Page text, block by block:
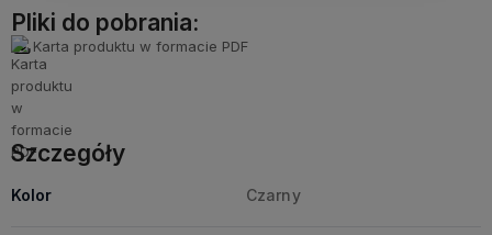
Pliki do pobrania:
Karta produktu w formacie PDF
Szczegóły
Kolor Czarny